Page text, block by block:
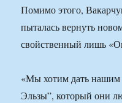
Помимо этого,
пыталась вернуть
свойственный лишь
«Мы хотим дать нашим
Эльзы”, который они